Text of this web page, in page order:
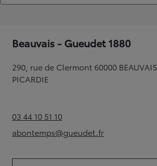
Beauvais - Gueudet 1880
290, rue de Clermont 60000 BEAUVAIS,
PICARDIE
03 44 10 51 10(Opens in new tab)
abontemps@gueudet.fr
(Opens in new tab)